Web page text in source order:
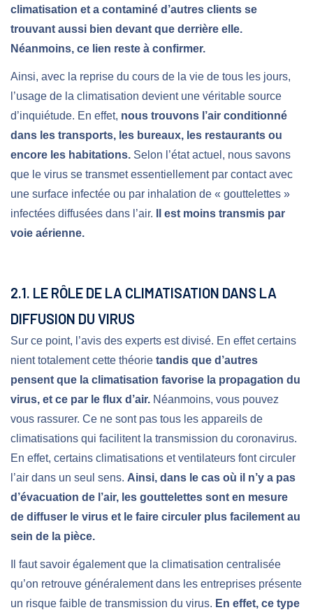
climatisation et a contaminé d’autres clients se
trouvant aussi bien devant que derrière elle.
Néanmoins, ce lien reste à confirmer.
Ainsi, avec la reprise du cours de la vie de tous les jours,
l’usage de la climatisation devient une véritable source
d’inquiétude. En effet, nous trouvons l’air conditionné
dans les transports, les bureaux, les restaurants ou
encore les habitations. Selon l’état actuel, nous savons
que le virus se transmet essentiellement par contact avec
une surface infectée ou par inhalation de « gouttelettes »
infectées diffusées dans l’air.
Il est moins transmis par
voie aérienne.
2.1. LE RÔLE DE LA CLIMATISATION DANS LA
DIFFUSION DU VIRUS
Sur ce point, l’avis des experts est divisé. En effet certains
nient totalement cette théorie tandis que d’autres
pensent que la climatisation favorise la propagation du
virus, et ce par le flux d’air. Néanmoins, vous pouvez
vous rassurer. Ce ne sont pas tous les appareils de
climatisations qui facilitent la transmission du coronavirus.
En effet, certains climatisations et ventilateurs font circuler
l’air dans un seul sens. Ainsi, dans le cas où il n’y a pas
d’évacuation de l’air, les gouttelettes sont en mesure
de diffuser le virus et le faire circuler plus facilement au
sein de la pièce.
Il faut savoir également que la climatisation centralisée
qu’on retrouve généralement dans les entreprises présente
un risque faible de transmission du virus. En effet, ce type